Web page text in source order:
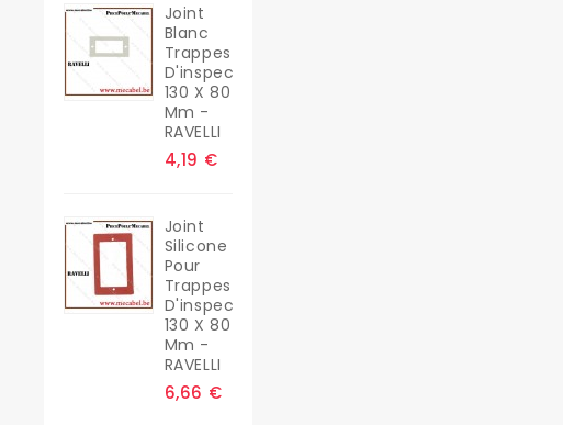
Joint
Blanc
Trappes
D'inspection
130 X 80
Mm -
RAVELLI
4,19 €
Joint
Silicone
Pour
Trappes
D'inspection
130 X 80
Mm -
RAVELLI
6,66 €